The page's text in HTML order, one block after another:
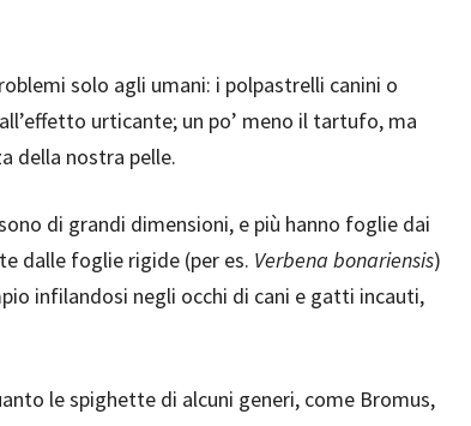
solo agli umani: i polpastrelli canini o
urticante; un po’ meno il tartufo, ma
della nostra pelle.
di grandi dimensioni, e più hanno foglie dai
dalle foglie rigide (per es. Verbena bonariensis)
infilandosi negli occhi di cani e gatti incauti,
le spighette di alcuni generi, come Bromus,